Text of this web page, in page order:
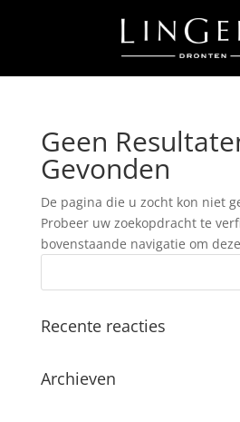
Geen
Gevonden
De pagina die u zocht kon niet
Probeer uw zoekopdracht te
bovenstaande navigatie om
Recente reacties
Archieven